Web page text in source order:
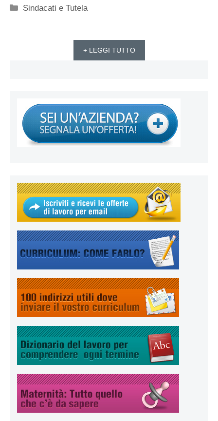
Categorie
Sindacati e Tutela
+ LEGGI TUTTO